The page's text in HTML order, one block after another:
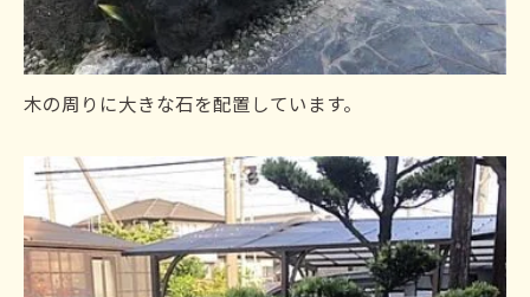
木の周りに大きな石を配置しています。